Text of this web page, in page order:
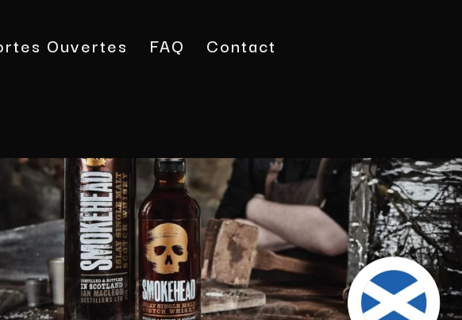
Ouvertes FAQ
Contact